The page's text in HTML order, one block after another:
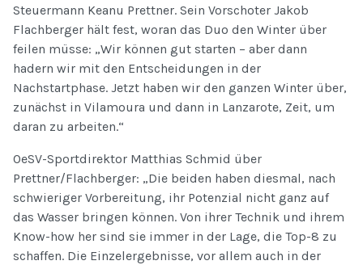
Steuermann Keanu Prettner. Sein Vorschoter Jakob
Flachberger hält fest, woran das Duo den Winter über
feilen müsse: „Wir können gut starten – aber dann
hadern wir mit den Entscheidungen in der
Nachstartphase. Jetzt haben wir den ganzen Winter über,
zunächst in Vilamoura und dann in Lanzarote, Zeit, um
daran zu arbeiten.“
OeSV-Sportdirektor Matthias Schmid über
Prettner/Flachberger: „Die beiden haben diesmal, nach
schwieriger Vorbereitung, ihr Potenzial nicht ganz auf
das Wasser bringen können. Von ihrer Technik und ihrem
Know-how her sind sie immer in der Lage, die Top-8 zu
schaffen. Die Einzelergebnisse, vor allem auch in der